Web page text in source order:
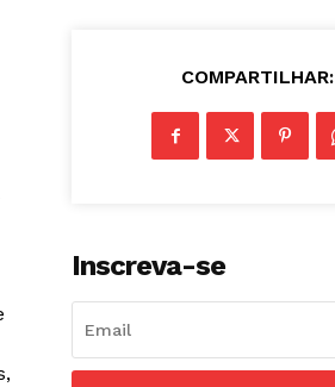
COMPARTILHAR:
Inscreva-se